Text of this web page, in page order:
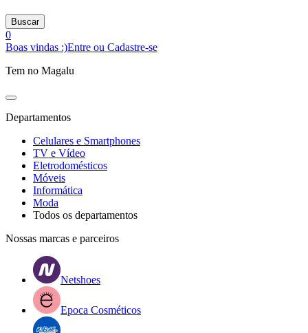
Buscar
0
Boas vindas :)Entre ou Cadastre-se
Tem no Magalu
Departamentos
Celulares e Smartphones
TV e Vídeo
Eletrodomésticos
Móveis
Informática
Moda
Todos os departamentos
Nossas marcas e parceiros
Netshoes
Epoca Cosméticos